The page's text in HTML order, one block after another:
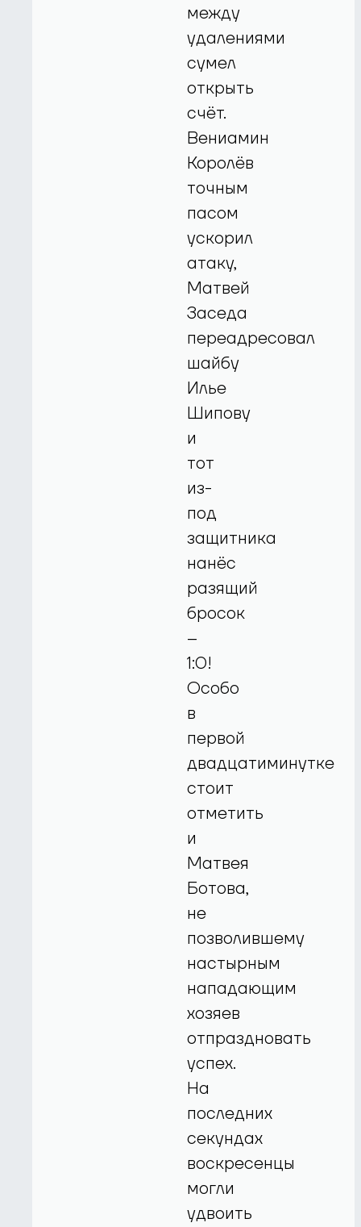
между
удалениями
сумел
открыть
счёт.
Вениамин
Королёв
точным
пасом
ускорил
атаку,
Матвей
Заседа
переадресовал
шайбу
Илье
Шипову
и
тот
из-
под
защитника
нанёс
разящий
бросок
–
1:0!
Особо
в
первой
двадцатиминутке
стоит
отметить
и
Матвея
Ботова,
не
позволившему
настырным
нападающим
хозяев
отпраздновать
успех.
На
последних
секундах
воскресенцы
могли
удвоить